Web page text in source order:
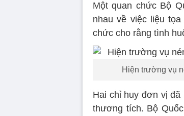
Một quan chức Bộ
nhau về việc liệu
chức cho rằng tình
Hiện trường vụ
Hai chỉ huy đơn vị đã
thương tích. Bộ